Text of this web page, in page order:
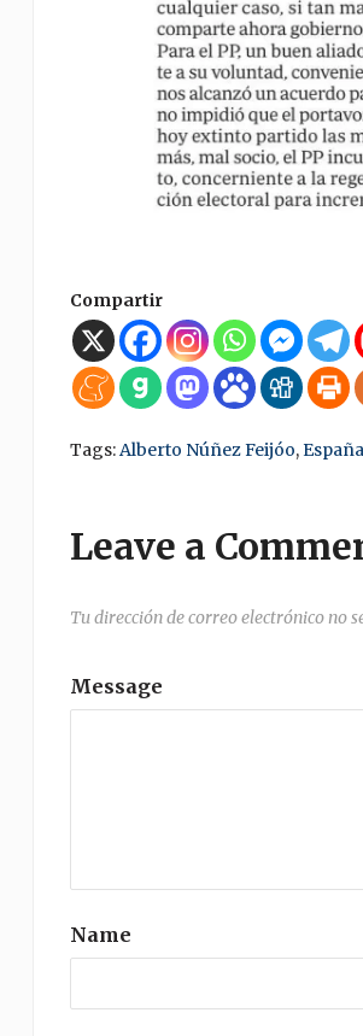
Compartir
Tags:Alberto Núñez Feijóo,España
Leave a
Tu dirección de correo electrónico no
Message
Name